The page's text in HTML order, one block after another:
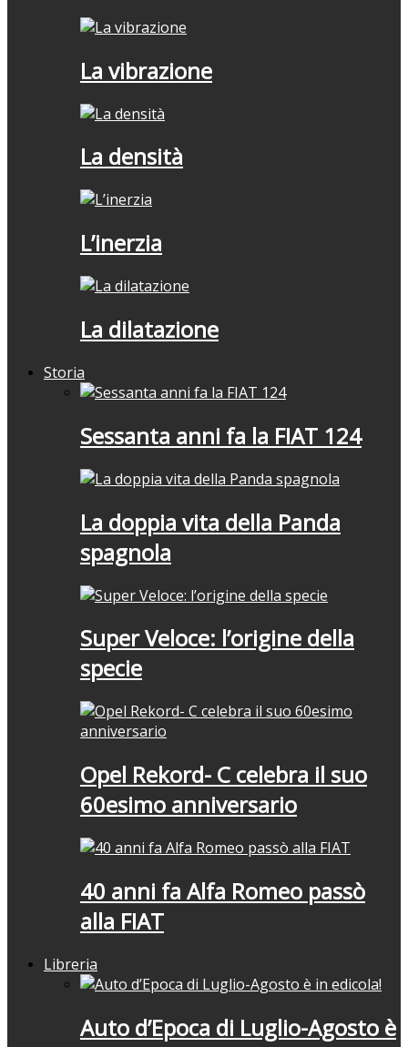
La vibrazione
La densità
L’inerzia
La dilatazione
Storia
Sessanta anni fa la FIAT 124
La doppia vita della Panda
spagnola
Super Veloce: l’origine della
specie
Opel Rekord- C celebra il suo
60esimo anniversario
40 anni fa Alfa Romeo passò
alla FIAT
Libreria
Auto d’Epoca di Luglio-Agosto è